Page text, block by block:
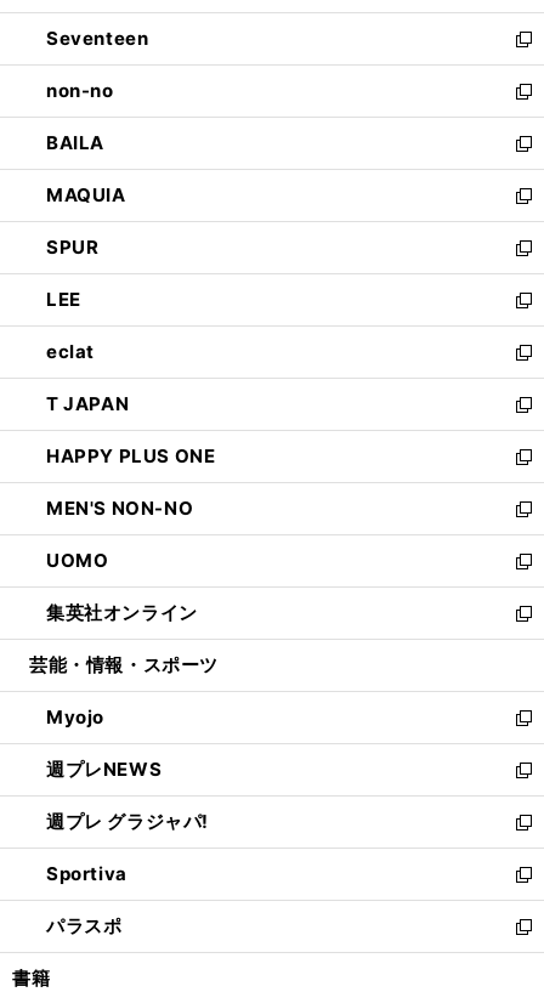
開
く
ウ
で
開
く
ン
ド
ウ
で
開
く
Seventeen
新
し
い
ウ
ィ
ン
ド
ウ
で
開
く
non-no
新
し
い
ウ
ィ
ン
ド
ウ
で
開
く
BAILA
新
し
い
ウ
ィ
ン
ド
ウ
で
開
く
MAQUIA
新
し
い
ウ
ィ
ン
ド
ウ
で
開
く
SPUR
新
し
い
ウ
ィ
ン
ド
ウ
で
開
く
LEE
新
し
い
ウ
ィ
ン
ド
ウ
で
開
く
eclat
新
し
い
ウ
ィ
ン
ド
ウ
で
開
く
T JAPAN
新
し
い
ウ
ィ
ン
ド
ウ
で
開
HAPPY PLUS ONE
新
し
い
ウ
ィ
ン
ド
ウ
開
く
MEN'S NON-NO
新
し
い
ウ
ィ
ン
ウ
で
開
く
UOMO
新
し
い
ウ
ン
ド
ウ
で
開
く
集英社オンライン
新
し
ウ
ィ
ン
ド
ウ
で
開
く
芸能・情報・スポーツ
Myojo
新
し
い
ウ
ィ
ン
ド
ウ
で
開
週プレNEWS
新
し
い
ウ
ィ
ン
ド
ウ
週プレ グラジャパ!
新
し
い
ウ
ィ
ン
Sportiva
新
し
い
ウ
パラスポ
新
し
書籍